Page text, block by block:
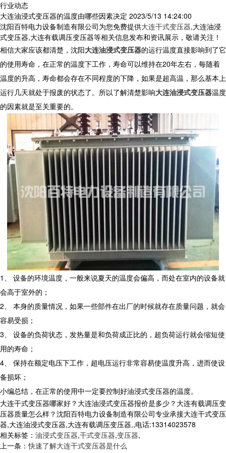
行业动态
大连油浸式变压器的温度由哪些因素决定 2023/5/13 14:24:00
沈阳百特电力设备制造有限公司为您免费提供大连干式变压器,大连油浸
式变压器,大连有载调压变压器等相关信息发布和资讯展示，敬请关注！
相信大家应该都清楚，沈阳大连油浸式变压器的运行温度直接影响到了它
的使用寿命，在正常的温度下工作，寿命可以维持在20年左右，每随着
温度的升高，寿命都会存在不同程度的下降，如果是超高温，那么基本上
运行几天就处于报废的状态了。所以了解清楚影响大连油浸式变压器温度
的因素就是至关重要的。
1、 设备的环境温度，一般来说夏天的温度会偏高，而处在室内的设备就
会高于室外的；
2、 本身的质量情况，如果一些部件在出厂的时候就存在质量问题，就会
容易受损；
3、 设备的负荷状态，发热量是和负荷成正比的，超负荷运行就会缩短使
用的寿命；
4、 保持在额定电压下工作，超电压运行非常容易使温度升高，进而使设
备损坏；
小编总结，在正常的使用中一定要控制好油浸式变压器的温度。
大连干式变压器哪家好？大连油浸式变压器报价是多少？大连有载调压变
压器质量怎么样？沈阳百特电力设备制造有限公司专业承接大连干式变压
器,大连油浸式变压器,大连有载调压变压器,,电话:13314023578
相关标签： 油浸式变压器,干式变压器,变压器,
上一条：快速了解大连干式变压器是什么